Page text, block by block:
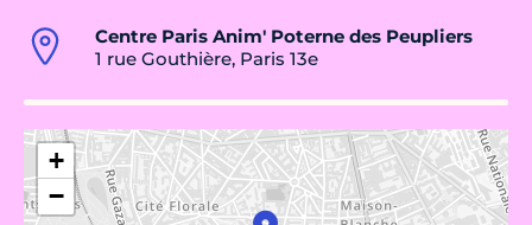
Centre Paris Anim' Poterne des Peupliers
1 rue Gouthière, Paris 13e
+
−